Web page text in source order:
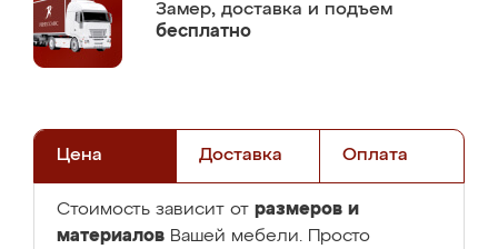
Замер, доставка и подъем
бесплатно
Цена Доставка Оплата
Стоимость зависит от размеров и
материалов Вашей мебели. Просто